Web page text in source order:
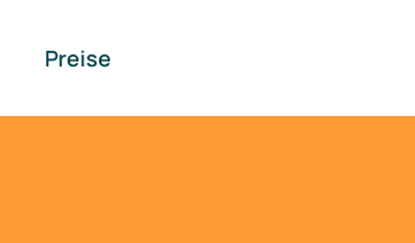
Preise